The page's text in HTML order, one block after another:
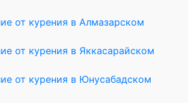
от курения в Алмазарском
от курения в Яккасарайском
от курения в Юнусабадском